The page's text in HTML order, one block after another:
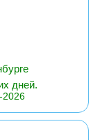
дней.
2026